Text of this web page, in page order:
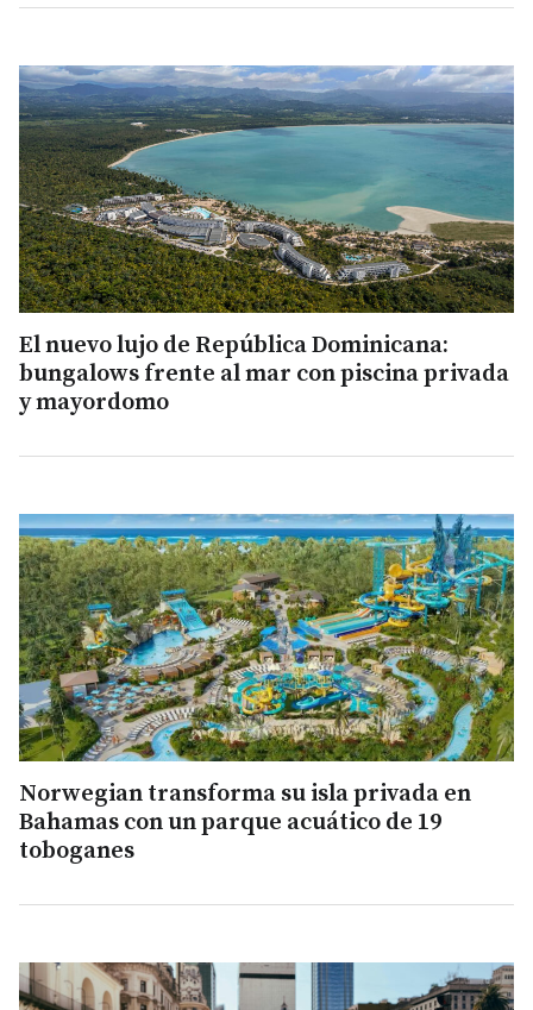
El nuevo lujo de República Dominicana:
bungalows frente al mar con piscina privada
y mayordomo
Norwegian transforma su isla privada en
Bahamas con un parque acuático de 19
toboganes